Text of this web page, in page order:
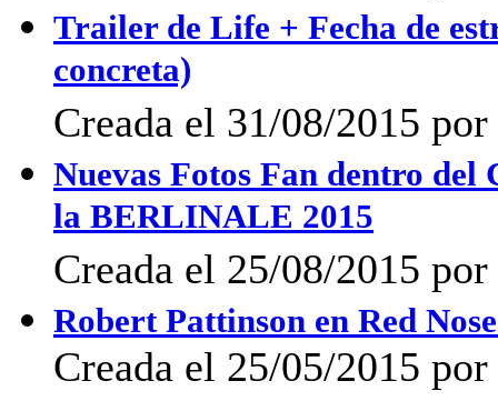
Trailer de Life + Fecha de
concreta)
Creada el 31/08/2015
Nuevas Fotos Fan dentro del
la BERLINALE 2015
Creada el 25/08/2015
Robert Pattinson en Red
Creada el 25/05/2015